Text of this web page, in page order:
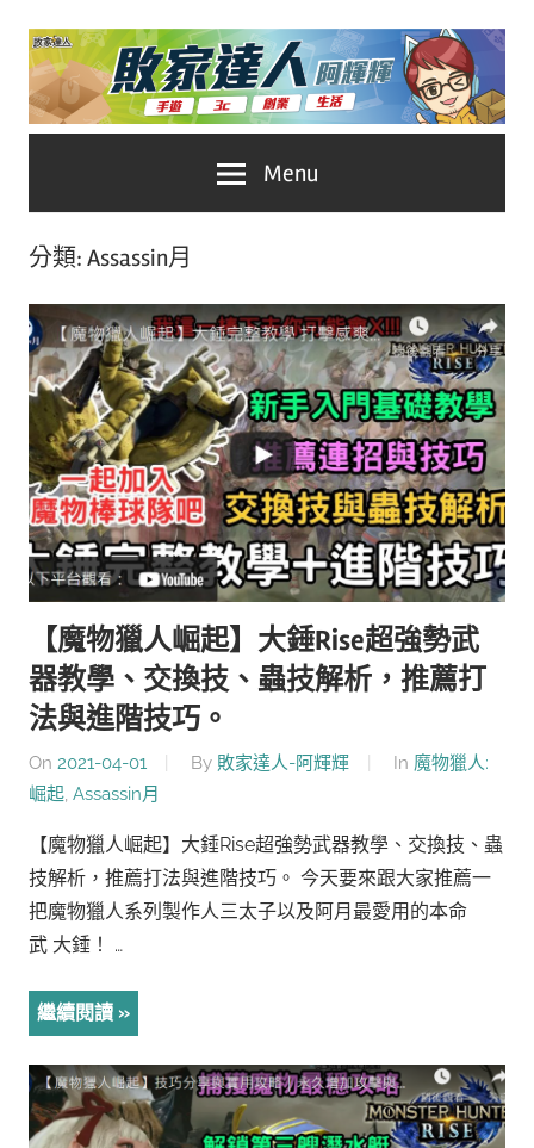
Skip
content
家
人
推
薦
No.1
遊
戲
科
技
自
媒
體。
Menu
分類: Assassin月
【魔物獵人崛起】大錘Rise超強勢武
器教學、交換技、蟲技解析，推薦打
法與進階技巧。
On 2021-04-01 By 敗家達人-阿輝輝 In 魔物獵人:
崛起, Assassin月
【魔物獵人崛起】大錘Rise超強勢武器教學、交換技、蟲
技解析，推薦打法與進階技巧。 今天要來跟大家推薦一
把魔物獵人系列製作人三太子以及阿月最愛用的本命
武 大錘！ …
繼續閱讀